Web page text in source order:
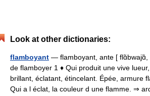
Look at other dictionaries:
flamboyant — flamboyant, ante [ flɑ̃bwajɑ̃,
de flamboyer 1 ♦ Qui produit une vive
brillant, éclatant, étincelant. Épée, armure
Qui a l éclat, la couleur d une flamme. ⇒